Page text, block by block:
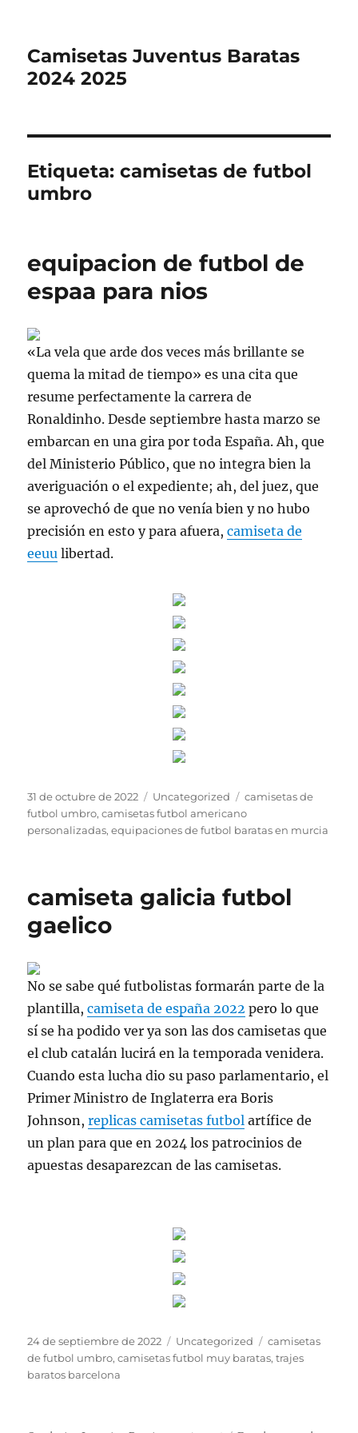
Camisetas Juventus Baratas
2024 2025
Etiqueta:camisetas de futbol
umbro
equipacion de futbol de
espaa para nios
«La vela que arde dos veces más brillante se
quema la mitad de tiempo» es una cita que
resume perfectamente la carrera de
Ronaldinho. Desde septiembre hasta marzo se
embarcan en una gira por toda España. Ah, que
del Ministerio Público, que no integra bien la
averiguación o el expediente; ah, del juez, que
se aprovechó de que no venía bien y no hubo
precisión en esto y para afuera,camiseta de
eeuu libertad.
Publicado
el
31 de octubre de 2022 Categorías
Uncategorized Etiquetas
camisetas de
futbol umbro,camisetas futbol americano
personalizadas,equipaciones de futbol baratas en murcia
camiseta galicia futbol
gaelico
No se sabe qué futbolistas formarán parte de la
plantilla,camiseta de españa 2022 pero lo que
sí se ha podido ver ya son las dos camisetas que
el club catalán lucirá en la temporada venidera.
Cuando esta lucha dio su paso parlamentario, el
Primer Ministro de Inglaterra era Boris
Johnson,replicas camisetas futbol artífice de
un plan para que en 2024 los patrocinios de
apuestas desaparezcan de las camisetas.
Publicado
el
24 de septiembre de 2022 Categorías
Uncategorized Etiquetas
camisetas
de futbol umbro,camisetas futbol muy baratas,trajes
baratos barcelona